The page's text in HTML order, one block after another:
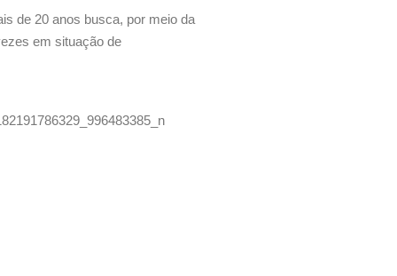
de 20 anos busca, por meio da
em situação de